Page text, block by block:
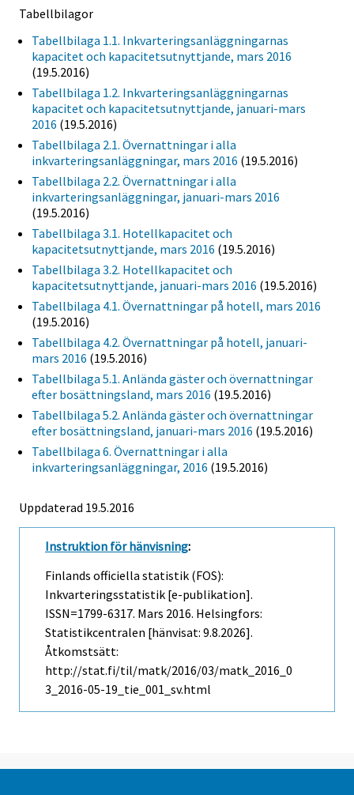
Tabellbilagor
Tabellbilaga 1.1. Inkvarteringsanläggningarnas
kapacitet och kapacitetsutnyttjande, mars 2016
(19.5.2016)
Tabellbilaga 1.2. Inkvarteringsanläggningarnas
kapacitet och kapacitetsutnyttjande, januari-mars
2016 (19.5.2016)
Tabellbilaga 2.1. Övernattningar i alla
inkvarteringsanläggningar, mars 2016 (19.5.2016)
Tabellbilaga 2.2. Övernattningar i alla
inkvarteringsanläggningar, januari-mars 2016
(19.5.2016)
Tabellbilaga 3.1. Hotellkapacitet och
kapacitetsutnyttjande, mars 2016 (19.5.2016)
Tabellbilaga 3.2. Hotellkapacitet och
kapacitetsutnyttjande, januari-mars 2016 (19.5.2016)
Tabellbilaga 4.1. Övernattningar på hotell, mars 2016
(19.5.2016)
Tabellbilaga 4.2. Övernattningar på hotell, januari-
mars 2016 (19.5.2016)
Tabellbilaga 5.1. Anlända gäster och övernattningar
efter bosättningsland, mars 2016 (19.5.2016)
Tabellbilaga 5.2. Anlända gäster och övernattningar
efter bosättningsland, januari-mars 2016 (19.5.2016)
Tabellbilaga 6. Övernattningar i alla
inkvarteringsanläggningar, 2016 (19.5.2016)
Uppdaterad 19.5.2016
Instruktion för hänvisning:
Finlands officiella statistik (FOS):
Inkvarteringsstatistik [e-publikation].
ISSN=1799-6317. Mars 2016. Helsingfors:
Statistikcentralen [hänvisat: 9.8.2026].
Åtkomstsätt:
http://stat.fi/til/matk/2016/03/matk_2016_0
3_2016-05-19_tie_001_sv.html